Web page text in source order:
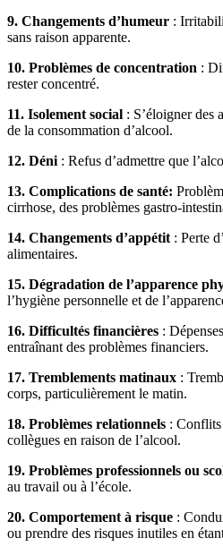
9. Changements d’humeur :
sans raison apparente.
10. Problèmes de concentration :
rester concentré.
11. Isolement social : S’éloigner des
de la consommation d’alcool.
12. Déni : Refus d’admettre que
13. Complications de santé:
cirrhose, des problèmes gastro-
14. Changements d’appétit : Perte
alimentaires.
15. Dégradation de l’apparence
l’hygiène personnelle et de
16. Difficultés financières :
entraînant des problèmes financiers.
17. Tremblements matinaux :
corps, particulièrement le matin.
18. Problèmes relationnels : Conflits
collègues en raison de l’alcool.
19. Problèmes professionnels ou
au travail ou à l’école.
20. Comportement à risque :
ou prendre des risques inutiles en